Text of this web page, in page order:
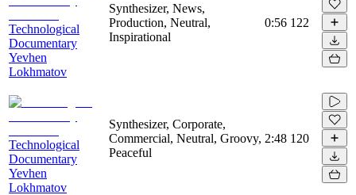
Technological
Documentary
Yevhen
Lokhmatov
Synthesizer, News,
Production, Neutral,
Inspirational
0:56 122
Technological
Documentary
Yevhen
Lokhmatov
Synthesizer, Corporate,
Commercial, Neutral, Groovy,
Peaceful
2:48 120